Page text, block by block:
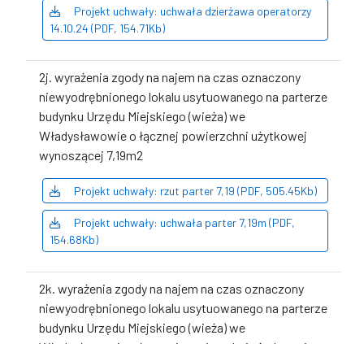
Projekt uchwały: uchwała dzierżawa operatorzy
14.10.24 (PDF, 154.71Kb)
2j. wyrażenia zgody na najem na czas oznaczony
niewyodrębnionego lokalu usytuowanego na parterze
budynku Urzędu Miejskiego (wieża) we
Władysławowie o łącznej powierzchni użytkowej
wynoszącej 7,19m2
Projekt uchwały: rzut parter 7,19 (PDF, 505.45Kb)
Projekt uchwały: uchwała parter 7,19m (PDF,
154.68Kb)
2k. wyrażenia zgody na najem na czas oznaczony
niewyodrębnionego lokalu usytuowanego na parterze
budynku Urzędu Miejskiego (wieża) we